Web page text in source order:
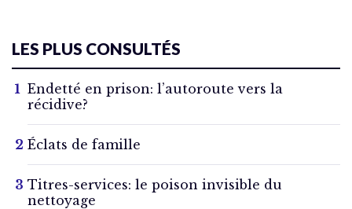
LES PLUS CONSULTÉS
Endetté en prison: l’autoroute vers la
récidive?
Éclats de famille
Titres-services: le poison invisible du
nettoyage